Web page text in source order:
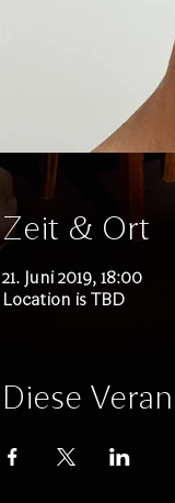
Zeit & Ort
21. Juni 2019, 18:00
Location is TBD
Diese